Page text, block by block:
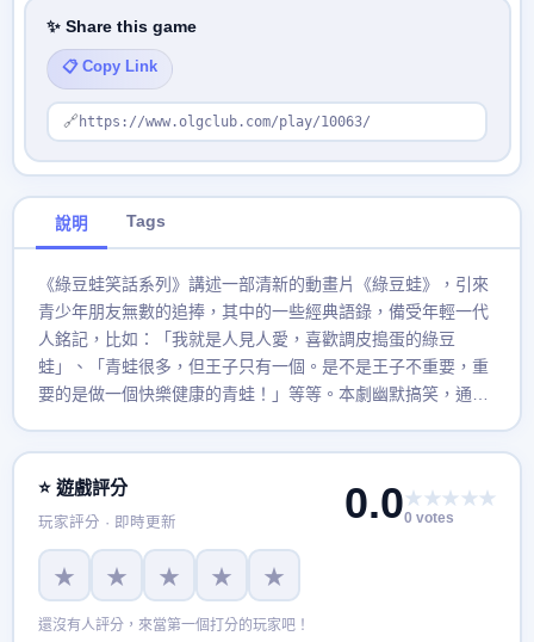
✨ Share this game
📋 Copy Link
🔗 https://www.olgclub.com/play/10063/
說明 Tags
《綠豆蛙笑話系列》講述一部清新的動畫片《綠豆蛙》，引來
青少年朋友無數的追捧，其中的一些經典語錄，備受年輕一代
人銘記，比如：「我就是人見人愛，喜歡調皮搗蛋的綠豆
蛙」、「青蛙很多，但王子只有一個。是不是王子不重要，重
要的是做一個快樂健康的青蛙！」等等。本劇幽默搞笑，通過
⭐ 遊戲評分
玩家評分 · 即時更新 0.0★★★★★
0 votes
★ ★ ★ ★ ★
還沒有人評分，來當第一個打分的玩家吧！